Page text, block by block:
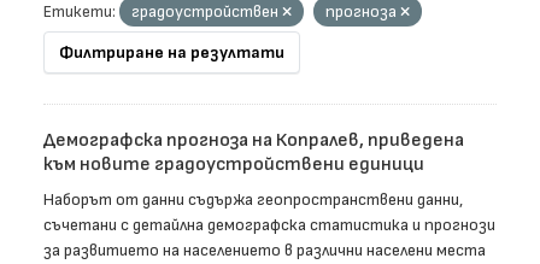
Етикети: градоустройствен
прогноза
Филтриране на резултати
Демографска прогноза на Копралев, приведена
към новите градоустройствени единици
Наборът от данни съдържа геопространствени данни,
съчетани с детайлна демографска статистика и прогнози
за развитието на населението в различни населени места